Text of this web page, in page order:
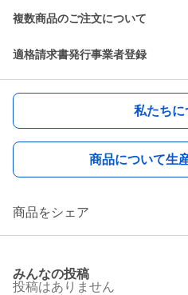
複数商品のご注文について
適格請求書発行事業者登録
私たちに
商品について生
商品をシェア
みんなの投稿
投稿はありません